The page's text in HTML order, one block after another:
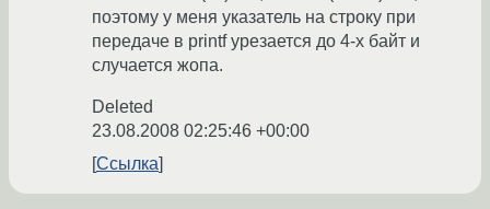
поэтому у меня указатель на строку при
передаче в printf урезается до 4-х байт и
случается жопа.
Deleted
23.08.2008 02:25:46 +00:00
Ссылка